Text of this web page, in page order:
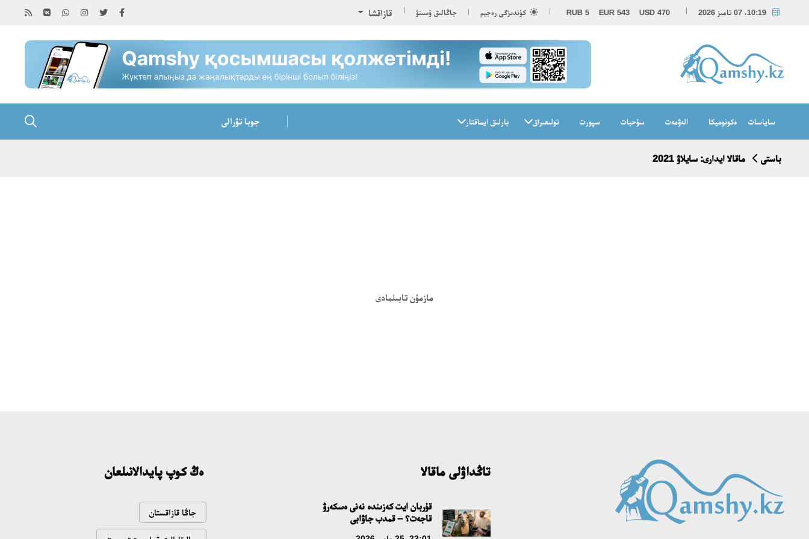
10:19، 07 تامىز 2026 USD 470
EUR 543
RUB 5 كۇندىزگى رەجيم جاڭالىق ۇسىنۋ قازاقشا
ساياسات ەكونوميكا الەۋمەت سۇحبات سپورت تولىعىراق بارلىق ايماقتار جوبا تۋرالى
باستى ماقالا ايدارى: سايلاۋ 2021
مازمۇن تابىلمادى
تاڭداۋلى ماقالا
قۇربان ايت كەزىندە نەنى ەسكەرۋ
قاجەت؟ – قمدب جاۋابى
ەڭ كوپ پايدالانىلعان
جاڭا قازاقستان